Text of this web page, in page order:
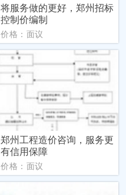
将服务做的更好，郑州招标
控制价编制
价格：面议
郑州工程造价咨询，服务更
有信用保障
价格：面议